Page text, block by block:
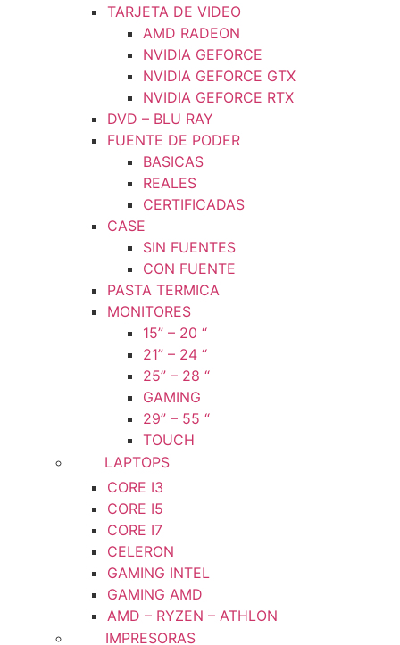
TARJETA DE VIDEO
AMD RADEON
NVIDIA GEFORCE
NVIDIA GEFORCE GTX
NVIDIA GEFORCE RTX
DVD – BLU RAY
FUENTE DE PODER
BASICAS
REALES
CERTIFICADAS
CASE
SIN FUENTES
CON FUENTE
PASTA TERMICA
MONITORES
15” – 20 “
21” – 24 “
25” – 28 “
GAMING
29” – 55 “
TOUCH
LAPTOPS
CORE I3
CORE I5
CORE I7
CELERON
GAMING INTEL
GAMING AMD
AMD – RYZEN – ATHLON
IMPRESORAS